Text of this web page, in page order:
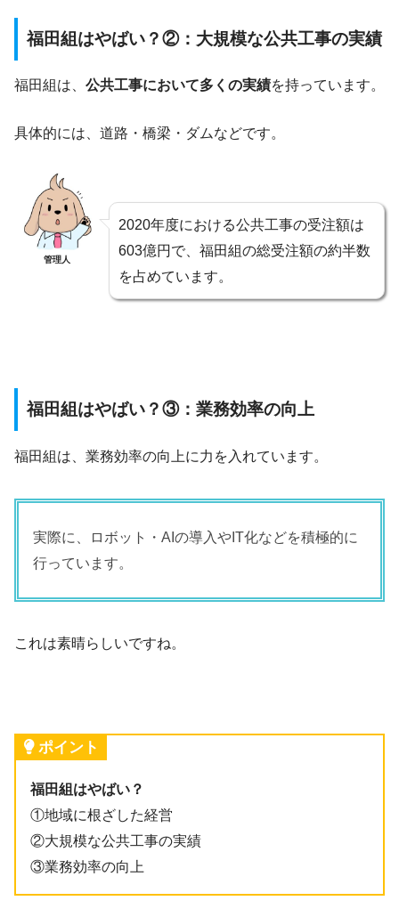
福田組はやばい？②：大規模な公共工事の実績
福田組は、 公共工事において多くの実績を持っています。
具体的には、道路・橋梁・ダムなどです。
管理人
2020年度における公共工事の受注額は
603億円で、福田組の総受注額の約半数
を占めています。
福田組はやばい？③：業務効率の向上
福田組は、業務効率の向上に力を入れています。
実際に、ロボット・AIの導入やIT化などを積極的に
行っています。
これは素晴らしいですね。
ポイント
福田組はやばい？
①地域に根ざした経営
②大規模な公共工事の実績
③業務効率の向上